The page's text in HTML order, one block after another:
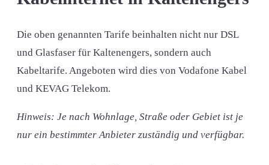
Die oben genannten Tarife beinhalten nicht nur DSL
und Glasfaser für Kaltenengers, sondern auch
Kabeltarife. Angeboten wird dies von Vodafone Kabel
und KEVAG Telekom.
Hinweis: Je nach Wohnlage, Straße oder Gebiet ist je
nur ein bestimmter Anbieter zuständig und verfügbar.